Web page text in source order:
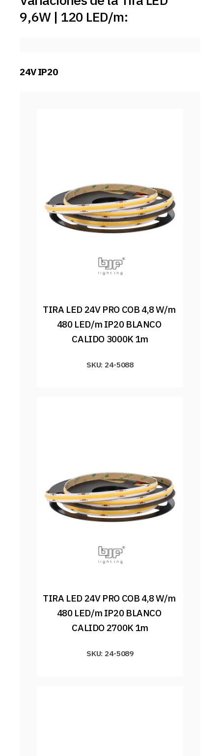
9,6W | 120 LED/m:
24V IP20
TIRA LED 24V PRO COB 4,8 W/m
480 LED/m IP20 BLANCO
CALIDO 3000K 1m
SKU: 24-5088
TIRA LED 24V PRO COB 4,8 W/m
480 LED/m IP20 BLANCO
CALIDO 2700K 1m
SKU: 24-5089